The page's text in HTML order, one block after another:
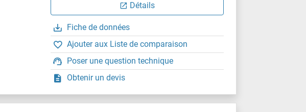
Détails
Fiche de données
Ajouter aux Liste de comparaison
Poser une question technique
Obtenir un devis